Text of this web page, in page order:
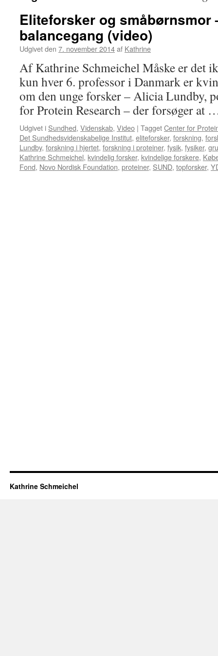
Eliteforsker og
balancegang (video)
Udgivet den 7. november 2014af Kathrine
Af Kathrine Schmeichel Måske er det
kun hver 6. professor i Danmark er
om den unge forsker – Alicia Lundby,
for Protein Research – der forsøger at
Udgivet i Sundhed, Videnskab, Video | TaggetCenter for
Det Sundhedsvidenskabelige Institut, eliteforsker, forskning,
Lundby, forskning i hjertet, forskning i proteiner, fysik, fysiker,
Kathrine Schmeichel, kvindelig forsker, kvindelige forskere,
Fond, Novo Nordisk Foundation, proteiner, SUND, topforsker,
Kathrine Schmeichel